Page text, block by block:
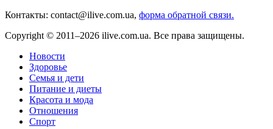
Контакты: contact@ilive.com.ua, форма обратной связи.
Copyright © 2011–2026 ilive.com.ua. Все права защищены.
Новости
Здоровье
Семья и дети
Питание и диеты
Красота и мода
Отношения
Спорт